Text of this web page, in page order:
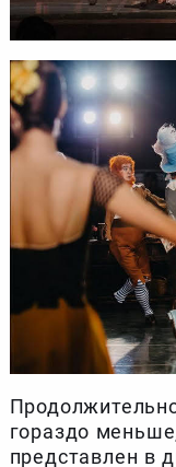
гораздо
представлен в